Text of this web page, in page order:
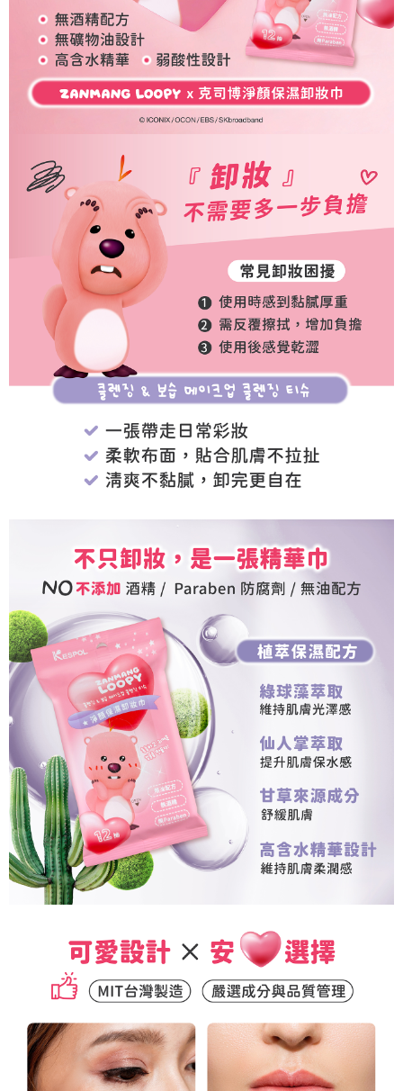
https://aftee.tw/terms/#terms3
３．未成年的使用者請事先徵得法定代理人或監護人之同意方可使用
「AFTEE先享後付」，若未經同意申辦者引起之損失，本公司不負相關責
任。
４．使用「AFTEE先享後付」時，將依據個別帳號之用戶狀況，依本公司即
時審查核予不同之上限額度；若仍有額度不足之情形，本公司將視審查結果
請求用戶進行身份認證。
５．嚴禁一人註冊多個帳號或使用他人資訊註冊。若發現惡意使用之情形，